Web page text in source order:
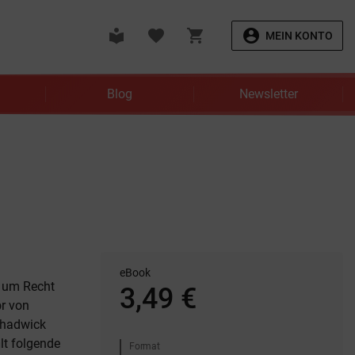
local_library favorite shopping_cart account_circle MEIN KONTO
Blog Newsletter
Recht
von
folgende
eBook
3,49 €
Format